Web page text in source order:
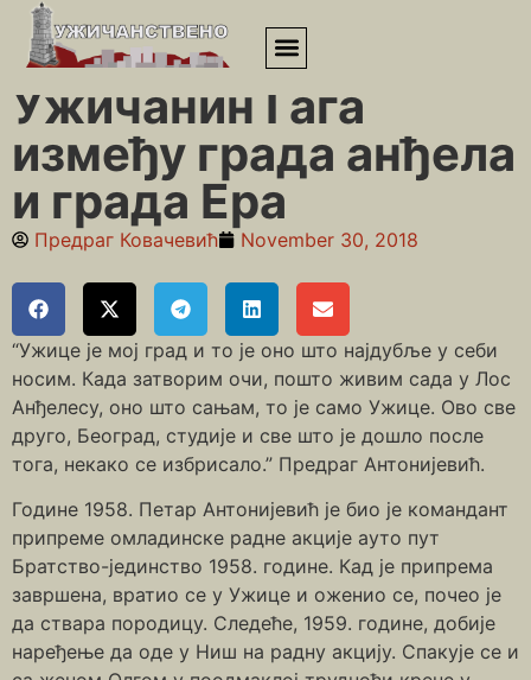
Почетна»Уметници»Ужичанин Гага између града анђела и
града Ера
Ужичанин Гага
између града анђела
и града Ера
Предраг Ковачевић November 30, 2018
“Ужице је мој град и то је оно што најдубље у себи
носим. Када затворим очи, пошто живим сада у Лос
Анђелесу, оно што сањам, то је само Ужице. Ово све
друго, Београд, студије и све што је дошло после
тога, некако се избрисало.” Предраг Антонијевић.
Године 1958. Петар Антонијевић је био је командант
припреме омладинске радне акције ауто пут
Братство-јединство 1958. године. Кад је припрема
завршена, вратио се у Ужице и оженио се, почео је
да ствара породицу. Следеће, 1959. године, добије
наређење да оде у Ниш на радну акцију. Спакује се и